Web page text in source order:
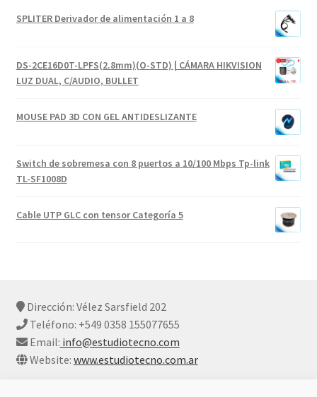
SPLITER Derivador de alimentación 1 a 8
DS-2CE16D0T-LPFS(2.8mm)(O-STD) | CÁMARA HIKVISION
LUZ DUAL, C/AUDIO, BULLET
MOUSE PAD 3D CON GEL ANTIDESLIZANTE
Switch de sobremesa con 8 puertos a 10/100 Mbps Tp-link
TL-SF1008D
Cable UTP GLC con tensor Categoría 5
Dirección: Vélez Sarsfield 202
Teléfono: +549 0358 155077655
Email: info@estudiotecno.com
Website: www.estudiotecno.com.ar